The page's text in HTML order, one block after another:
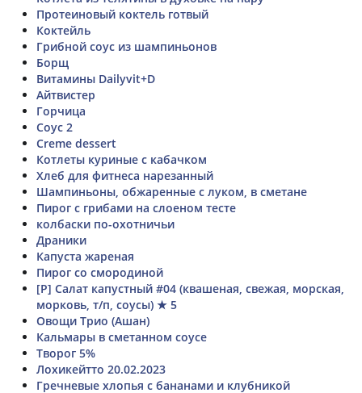
Протеиновый коктель готвый
Коктейль
Грибной соус из шампиньонов
Борщ
Витамины Dailyvit+D
Айтвистер
Горчица
Соус 2
Creme dessert
Котлеты куриные с кабачком
Хлеб для фитнеса нарезанный
Шампиньоны, обжаренные с луком, в сметане
Пирог с грибами на слоеном тесте
колбаски по-охотничьи
Драники
Капуста жареная
Пирог со смородиной
[Р] Салат капустный #04 (квашеная, свежая, морская,
морковь, т/п, соусы) ★ 5
Овощи Трио (Ашан)
Кальмары в сметанном соусе
Творог 5%
Лохикейтто 20.02.2023
Гречневые хлопья с бананами и клубникой